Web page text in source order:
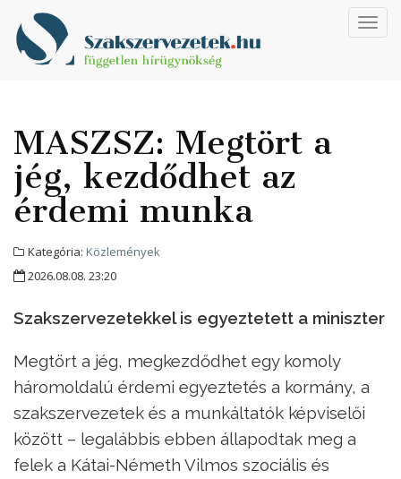
MASZSZ: Megtört a
jég, kezdődhet az
érdemi munka
Kategória: Közlemények
2026.08.08. 23:20
Szakszervezetekkel is egyeztetett a miniszter
Megtört a jég, megkezdődhet egy komoly
háromoldalú érdemi egyeztetés a kormány, a
szakszervezetek és a munkáltatók képviselői
között – legalábbis ebben állapodtak meg a
felek a Kátai-Németh Vilmos szociális és